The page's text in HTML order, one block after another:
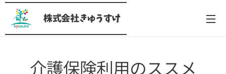
株式会社きゅうすけ
介護保険利用のススメ